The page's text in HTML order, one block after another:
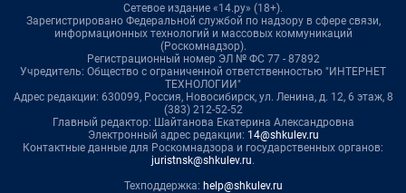
Сетевое издание «14.ру» (18+).
Зарегистрировано Федеральной службой по надзору в сфере связи,
информационных технологий и массовых коммуникаций
(Роскомнадзор).
Регистрационный номер ЭЛ № ФС 77 - 87892
Учредитель: Общество с ограниченной ответственностью "ИНТЕРНЕТ
ТЕХНОЛОГИИ"
Адрес редакции: 630099, Россия, Новосибирск, ул. Ленина, д. 12, 6 этаж, 8
(383) 212-52-52
Главный редактор: Шайтанова Екатерина Александровна
Электронный адрес редакции: 14@shkulev.ru
Контактные данные для Роскомнадзора и государственных органов:
juristnsk@shkulev.ru.
Техподдержка: help@shkulev.ru